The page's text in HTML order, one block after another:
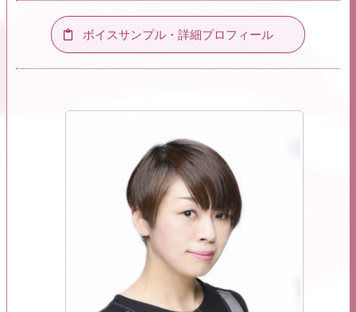
ボイスサンプル・詳細プロフィール